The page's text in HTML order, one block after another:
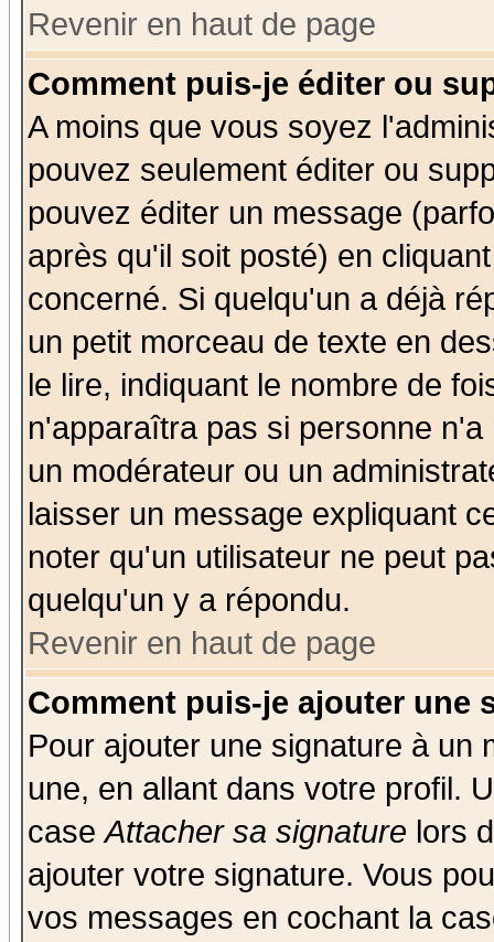
Revenir en haut de page
Comment puis-je éditer ou
A moins que vous soyez
pouvez seulement éditer ou
pouvez éditer un message
après qu'il soit posté) en
concerné. Si quelqu'un a déjà
un petit morceau de texte en
le lire, indiquant le nombre de
n'apparaîtra pas si personne
un modérateur ou un
laisser un message expliquant
noter qu'un utilisateur ne peut
quelqu'un y a répondu.
Revenir en haut de page
Comment puis-je ajouter une
Pour ajouter une signature à un
une, en allant dans votre profil.
caseAttacher sa signature lors
ajouter votre signature. Vous
vos messages en cochant la